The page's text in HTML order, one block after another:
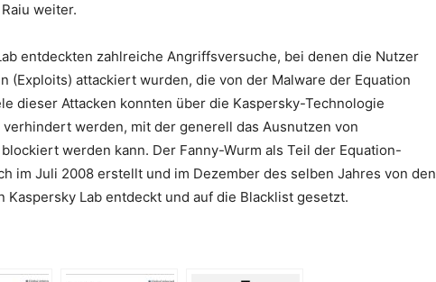
weiter.
entdeckten zahlreiche Angriffsversuche, bei denen die Nutzer
(Exploits) attackiert wurden, die von der Malware der Equation
dieser Attacken konnten über die Kaspersky-Technologie
werden, mit der generell das Ausnutzen von
werden kann. Der Fanny-Wurm als Teil der Equation-
im Juli 2008 erstellt und im Dezember des selben Jahres von den
Lab entdeckt und auf die Blacklist gesetzt.